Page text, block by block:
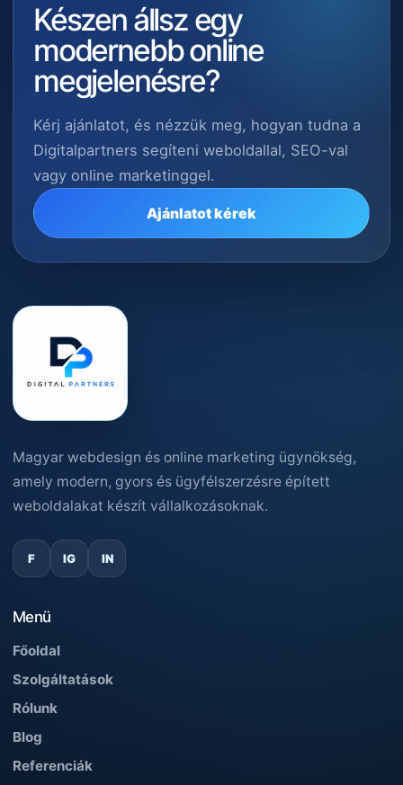
Készen állsz egy
modernebb online
megjelenésre?
Kérj ajánlatot, és nézzük meg, hogyan tudna a
Digitalpartners segíteni weboldallal, SEO-val
vagy online marketinggel.
Ajánlatot kérek
Magyar webdesign és online marketing ügynökség,
amely modern, gyors és ügyfélszerzésre épített
weboldalakat készít vállalkozásoknak.
F IG IN
Menü
Főoldal
Szolgáltatások
Rólunk
Blog
Referenciák